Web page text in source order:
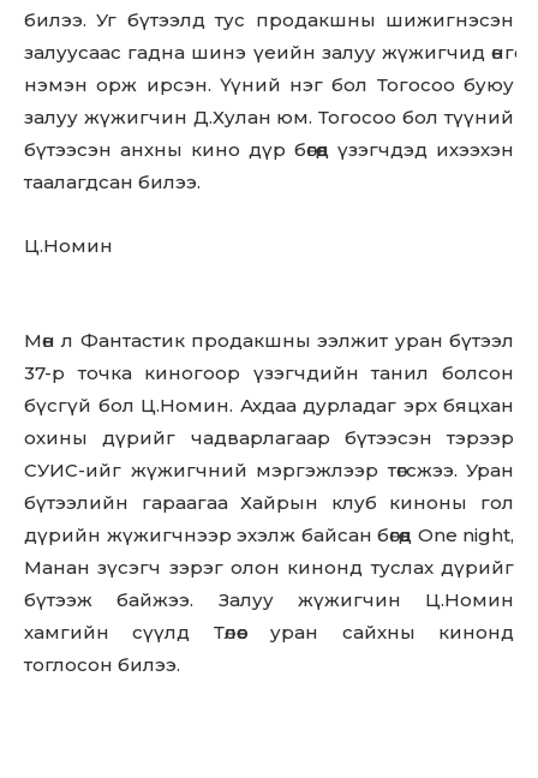
билээ. Уг бүтээлд тус продакшны шижигнэсэн
залуусаас гадна шинэ үеийн залуу жүжигчид өнгө
нэмэн орж ирсэн. Үүний нэг бол Тогосоо буюу
залуу жүжигчин Д.Хулан юм. Тогосоо бол түүний
бүтээсэн анхны кино дүр бөгөөд үзэгчдэд ихээхэн
таалагдсан билээ.
Ц.Номин
Мөн л Фантастик продакшны ээлжит уран бүтээл
37-р точка киногоор үзэгчдийн танил болсон
бүсгүй бол Ц.Номин. Ахдаа дурладаг эрх бяцхан
охины дүрийг чадварлагаар бүтээсэн тэрээр
СУИС-ийг жүжигчний мэргэжлээр төгсжээ. Уран
бүтээлийн гараагаа Хайрын клуб киноны гол
дүрийн жүжигчнээр эхэлж байсан бөгөөд One night,
Манан зүсэгч зэрэг олон кинонд туслах дүрийг
бүтээж байжээ. Залуу жүжигчин Ц.Номин
хамгийн сүүлд Төлөөс уран сайхны кинонд
тоглосон билээ.